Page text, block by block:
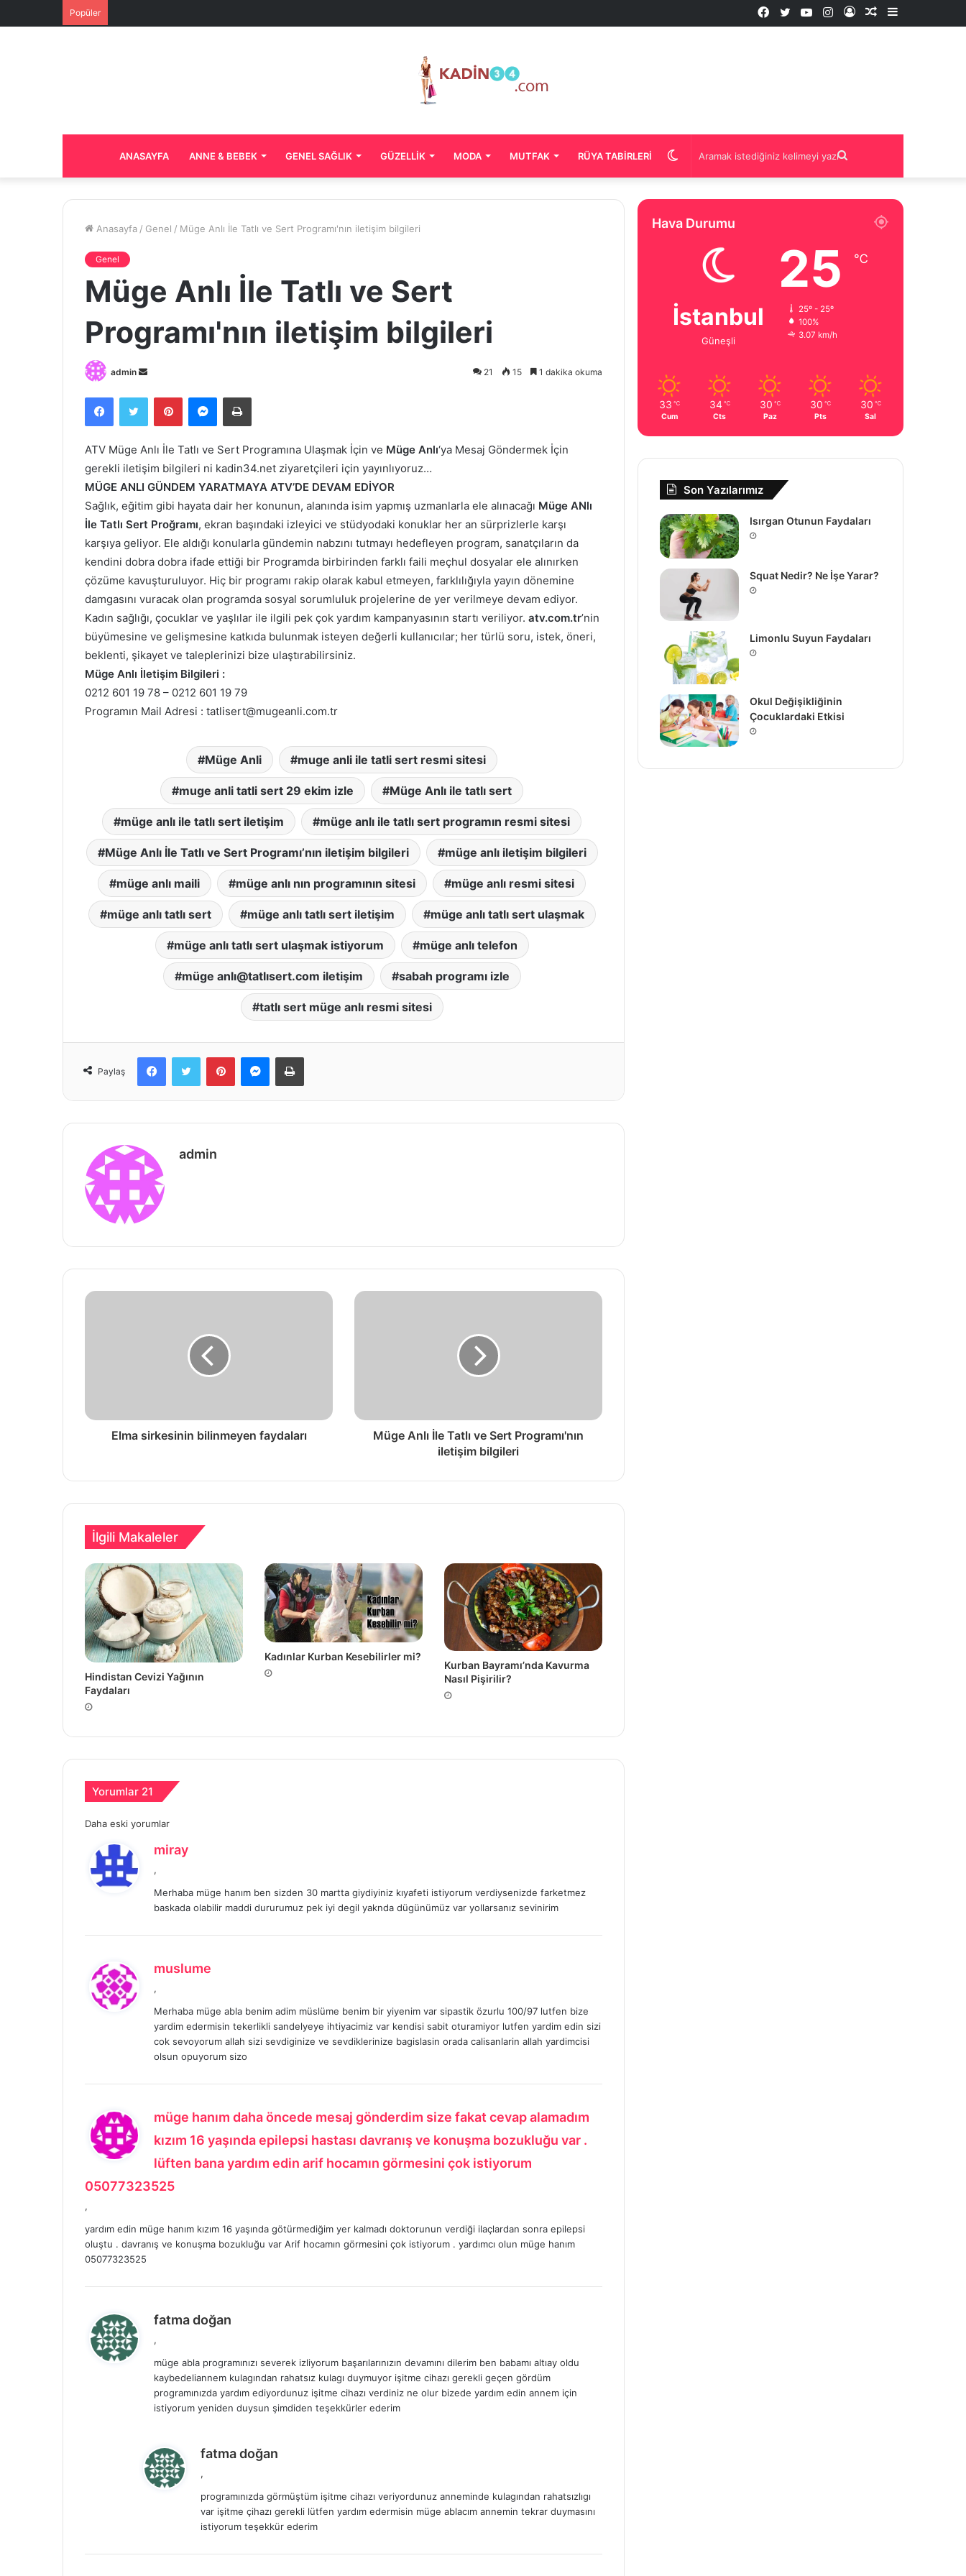
Popüler
Kenar
Rastgele
Kayıt
Instagram
YouTube
Twitter
Facebook
ANASAYFA ANNE & BEBEK GENEL SAĞLIK GÜZELLIK MODA MUTFAK RÜYA TABIRLERI Aramak
istediğiniz
görünümü
Anasayfa / Genel / Müge Anlı İle Tatlı ve Sert Programı'nın iletişim bilgileri
Genel
Müge Anlı İle Tatlı ve Sert
Programı'nın iletişim bilgileri
admin
Bir
posta
göndermek
21 15 1 dakika okuma
FacebookTwitter PinterestMessenger
Print
ATV Müge Anlı İle Tatlı ve Sert Programına Ulaşmak İçin ve Müge Anlı‘ya Mesaj Göndermek İçin
gerekli iletişim bilgileri ni kadin34.net ziyaretçileri için yayınlıyoruz…
MÜGE ANLI GÜNDEM YARATMAYA ATV’DE DEVAM EDİYOR
Sağlık, eğitim gibi hayata dair her konunun, alanında isim yapmış uzmanlarla ele alınacağı Müge ANlı
İle Tatlı Sert Proğramı, ekran başındaki izleyici ve stüdyodaki konuklar her an sürprizlerle karşı
karşıya geliyor. Ele aldığı konularla gündemin nabzını tutmayı hedefleyen program, sanatçıların da
kendini dobra dobra ifade ettiği bir Programda birbirinden farklı faili meçhul dosyalar ele alınırken
çözüme kavuşturuluyor. Hiç bir programı rakip olarak kabul etmeyen, farklılığıyla yayın dönemine
damgasını vuracak olan programda sosyal sorumluluk projelerine de yer verilmeye devam ediyor.
Kadın sağlığı, çocuklar ve yaşlılar ile ilgili pek çok yardım kampanyasının startı veriliyor. atv.com.tr’nin
büyümesine ve gelişmesine katkıda bulunmak isteyen değerli kullanıcılar; her türlü soru, istek, öneri,
beklenti, şikayet ve taleplerinizi bize ulaştırabilirsiniz.
Müge Anlı İletişim Bilgileri :
0212 601 19 78 – 0212 601 19 79
Programın Mail Adresi : tatlisert@mugeanli.com.tr
Müge Anli muge anli ile tatli sert resmi sitesi
muge anli tatli sert 29 ekim izle Müge Anlı ile tatlı sert
müge anlı ile tatlı sert iletişim müge anlı ile tatlı sert programın resmi sitesi
Müge Anlı İle Tatlı ve Sert Programı’nın iletişim bilgileri müge anlı iletişim bilgileri
müge anlı maili müge anlı nın programının sitesi müge anlı resmi sitesi
müge anlı tatlı sert müge anlı tatlı sert iletişim müge anlı tatlı sert ulaşmak
müge anlı tatlı sert ulaşmak istiyorum müge anlı telefon
müge anlı@tatlısert.com iletişim sabah programı izle
tatlı sert müge anlı resmi sitesi
Paylaş
FacebookTwitter PinterestMessenger
Print
admin
Elma sirkesinin bilinmeyen faydaları
Müge Anlı İle Tatlı ve Sert Programı'nın
iletişim bilgileri
İlgili Makaleler
Hindistan Cevizi Yağının
Faydaları
Kadınlar Kurban Kesebilirler mi?
Kurban Bayramı’nda Kavurma
Nasıl Pişirilir?
Yorumlar 21
Yorum
gezinmesi
Daha eski yorumlar
miray
i
k
,
Merhaba müge hanım ben sizden 30 martta giydiyiniz kıyafeti istiyorum verdiysenizde farketmez
baskada olabilir maddi dururumuz pek iyi degil yaknda dügünümüz var yollarsanız sevinirim
muslume
i
k
i
,
Merhaba müge abla benim adim müslüme benim bir yiyenim var sipastik özurlu 100/97 lutfen bize
yardim edermisin tekerlikli sandelyeye ihtiyacimiz var kendisi sabit oturamiyor lutfen yardim edin sizi
cok sevoyorum allah sizi sevdiginize ve sevdiklerinize bagislasin orada calisanlarin allah yardimcisi
olsun opuyorum sizo
müge hanım daha öncede mesaj gönderdim size fakat cevap alamadım
kızım 16 yaşında epilepsi hastası davranış ve konuşma bozukluğu var .
lüften bana yardım edin arif hocamın görmesini çok istiyorum
05077323525
i
k
,
yardım edin müge hanım kızım 16 yaşında götürmediğim yer kalmadı doktorunun verdiği ilaçlardan sonra epilepsi
oluştu . davranış ve konuşma bozukluğu var Arif hocamın görmesini çok istiyorum . yardımcı olun müge hanım
05077323525
fatma doğan
i
k
,
müge abla programınızı severek izliyorum başarılarınızın devamını dilerim ben babamı altıay oldu
kaybedeliannem kulagından rahatsız kulagı duymuyor işitme cihazı gerekli geçen gördüm
programınızda yardım ediyordunuz işitme cihazı verdiniz ne olur bizede yardım edin annem için
istiyorum yeniden duysun şimdiden teşekkürler ederim
fatma doğan
i
k
i
,
programınızda görmüştüm işitme cihazı veriyordunuz anneminde kulagından rahatsızlıgı
var işitme çihazı gerekli lütfen yardım edermisin müge ablacım annemin tekrar duymasını
istiyorum teşekkür ederim
Hava Durumu
İstanbul
Güneşli
25 ℃
25º - 25º
100%
3.07 km/h
33 ℃
Cum
34 ℃
Cts
30 ℃
Paz
30 ℃
Pts
30 ℃
Sal
Son Yazılarımız
Isırgan Otunun Faydaları
Squat Nedir? Ne İşe Yarar?
Limonlu Suyun Faydaları
Okul Değişikliğinin
Çocuklardaki Etkisi